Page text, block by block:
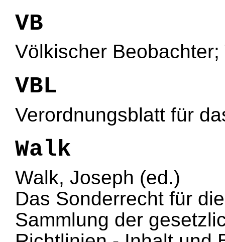
VB
Völkischer
VBL
Verordnungsblatt für
Walk
Walk, Joseph (ed.)
Das Sonderrecht für
Sammlung der